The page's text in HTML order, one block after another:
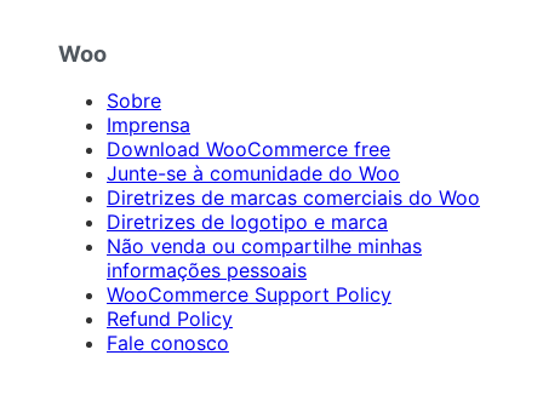
Woo
Sobre
Imprensa
Download WooCommerce free
Junte-se à comunidade do Woo
Diretrizes de marcas comerciais do Woo
Diretrizes de logotipo e marca
Não venda ou compartilhe minhas
informações pessoais
WooCommerce Support Policy
Refund Policy
Fale conosco